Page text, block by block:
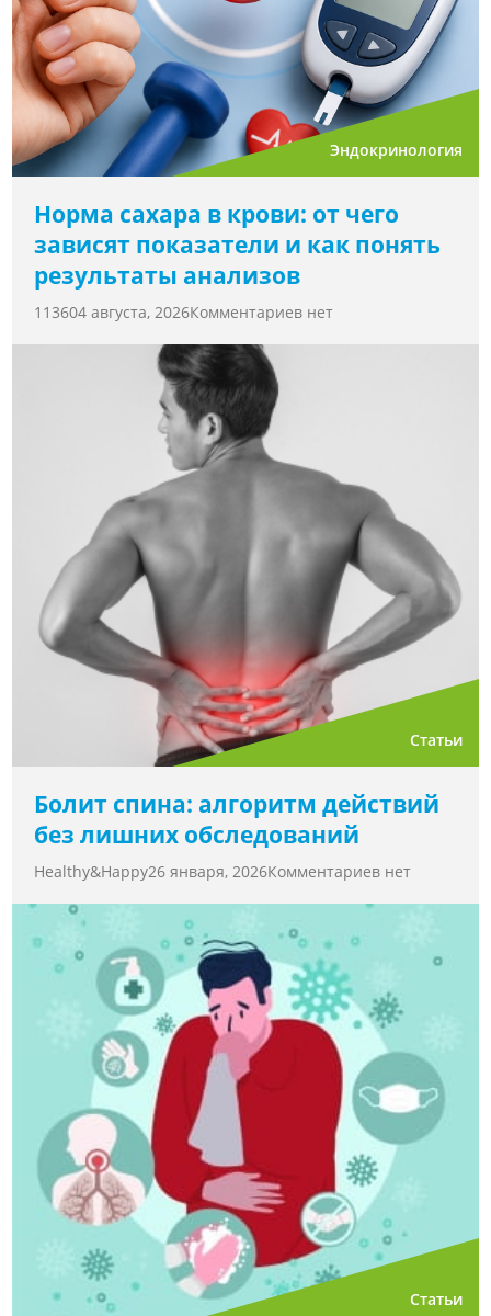
Эндокринология
Норма сахара в крови: от чего
зависят показатели и как понять
результаты анализов
113604 августа, 2026Комментариев нет
Статьи
Болит спина: алгоритм действий
без лишних обследований
Healthy&Happy26 января, 2026Комментариев нет
Статьи